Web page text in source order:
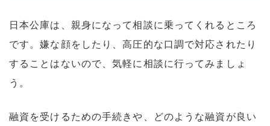
日本公庫は、親身になって相談に乗ってくれるところ
です。嫌な顔をしたり、高圧的な口調で対応されたり
することはないので、気軽に相談に行ってみましょ
う。
融資を受けるための手続きや、どのような融資が良い